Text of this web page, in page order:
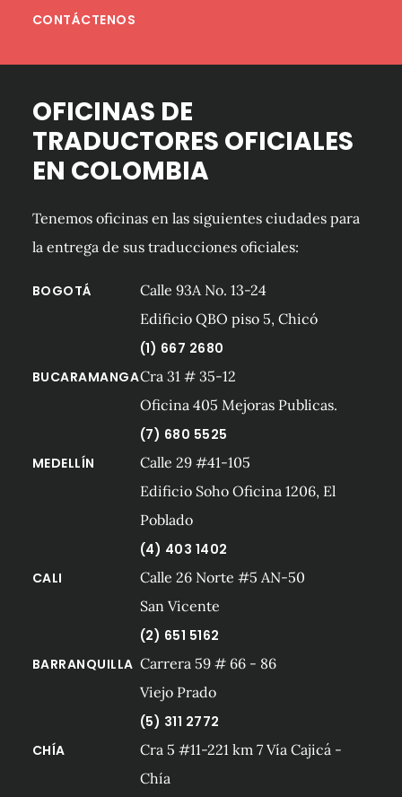
CONTÁCTENOS
OFICINAS DE
TRADUCTORES OFICIALES
EN COLOMBIA
Tenemos oficinas en las siguientes ciudades para
la entrega de sus traducciones oficiales:
BOGOTÁ
Calle 93A No. 13-24
Edificio QBO piso 5, Chicó
(1) 667 2680
BUCARAMANGACra 31 # 35-12
Oficina 405 Mejoras Publicas.
(7) 680 5525
MEDELLÍN
Calle 29 #41-105
Edificio Soho Oficina 1206, El
Poblado
(4) 403 1402
CALI
Calle 26 Norte #5 AN-50
San Vicente
(2) 651 5162
BARRANQUILLA Carrera 59 # 66 - 86
Viejo Prado
(5) 311 2772
CHÍA
Cra 5 #11-221 km 7 Vía Cajicá -
Chía